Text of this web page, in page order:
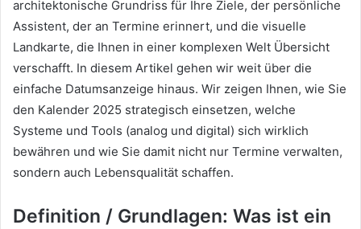
architektonische Grundriss für Ihre Ziele, der persönliche
Assistent, der an Termine erinnert, und die visuelle
Landkarte, die Ihnen in einer komplexen Welt Übersicht
verschafft. In diesem Artikel gehen wir weit über die
einfache Datumsanzeige hinaus. Wir zeigen Ihnen, wie Sie
den Kalender 2025 strategisch einsetzen, welche
Systeme und Tools (analog und digital) sich wirklich
bewähren und wie Sie damit nicht nur Termine verwalten,
sondern auch Lebensqualität schaffen.
Definition / Grundlagen: Was ist ein